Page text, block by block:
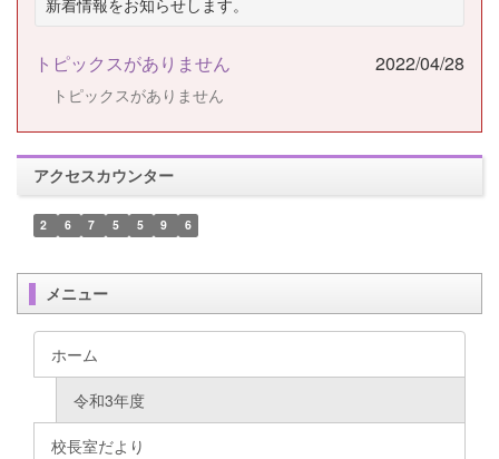
新着情報をお知らせします。
トピックスがありません 2022/04/28
トピックスがありません
アクセスカウンター
2 6 7 5 5 9 6
メニュー
ホーム
令和3年度
校長室だより